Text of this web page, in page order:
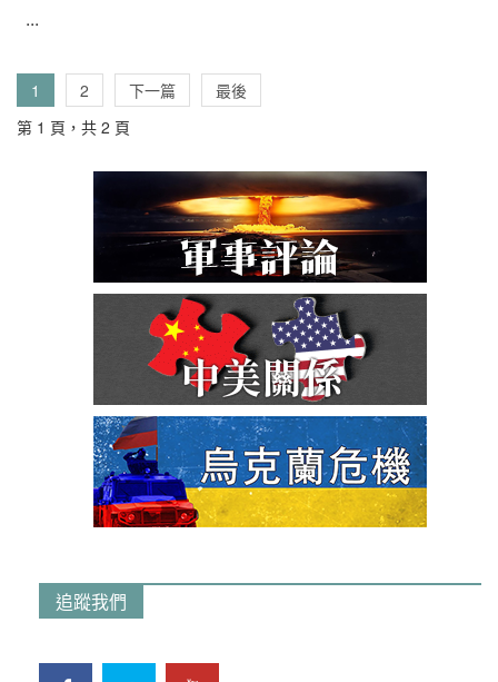
...
1 2 下一篇
最後
第 1 頁，共 2 頁
追蹤我們